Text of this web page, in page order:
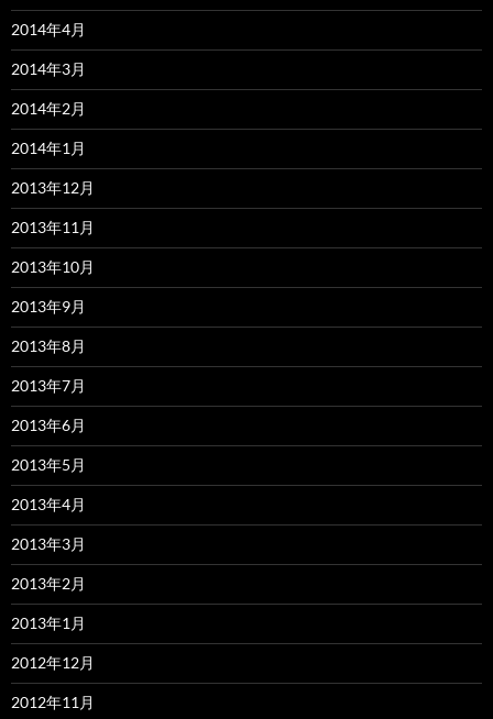
2014年4月
2014年3月
2014年2月
2014年1月
2013年12月
2013年11月
2013年10月
2013年9月
2013年8月
2013年7月
2013年6月
2013年5月
2013年4月
2013年3月
2013年2月
2013年1月
2012年12月
2012年11月